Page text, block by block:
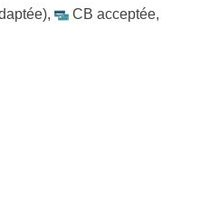
, CB acceptée,